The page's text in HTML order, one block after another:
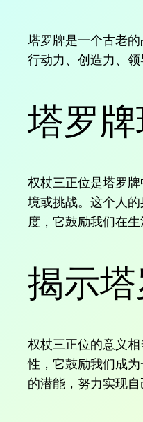
塔罗牌是一个古老
行动力、创造力、
塔罗
权杖三正位是塔罗
境或挑战。这个人
度，它鼓励我们在
揭示
权杖三正位的意义
性，它鼓励我们成
的潜能，努力实现自